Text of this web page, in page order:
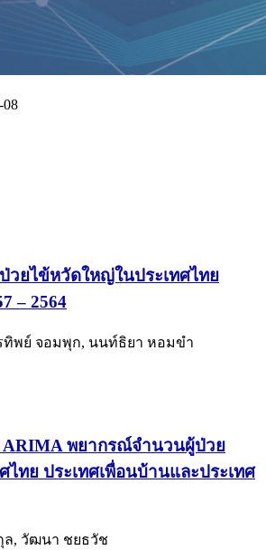
08
วยไข้หวัดใหญ่ในประเทศไทย
– 2564
ทิพย์ จอมพุก, นนท์ธิยา หอมขำ
ARIMA พยากรณ์จำนวนผู้ป่วย
ไทย ประเทศเพื่อนบ้านและประเทศ
ล, วัฒนา ชยธวัช